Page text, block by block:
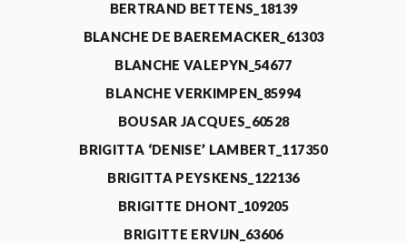
BERTRAND BETTENS_18139
BLANCHE DE BAEREMACKER_61303
BLANCHE VALEPYN_54677
BLANCHE VERKIMPEN_85994
BOUSAR JACQUES_60528
BRIGITTA ‘DENISE’ LAMBERT_117350
BRIGITTA PEYSKENS_122136
BRIGITTE DHONT_109205
BRIGITTE ERVIJN_63606